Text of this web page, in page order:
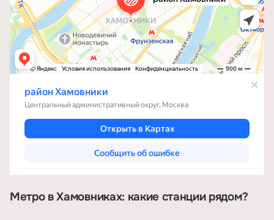
Метро в Хамовниках: какие станции рядом?